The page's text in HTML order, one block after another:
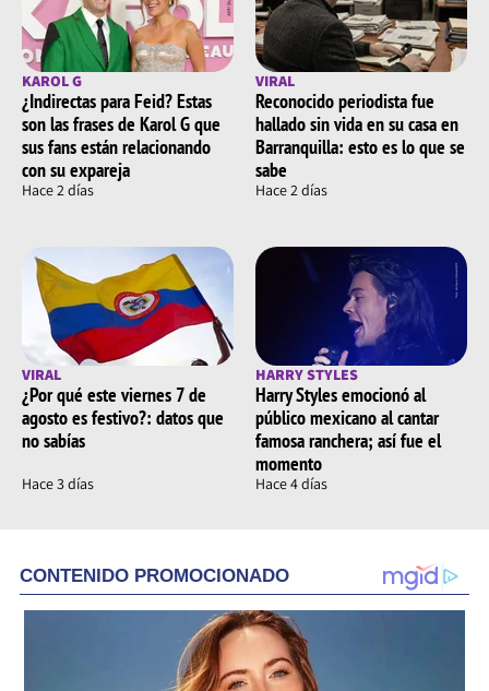
KAROL G
¿Indirectas para Feid? Estas
son las frases de Karol G que
sus fans están relacionando
con su expareja
Hace 2 días
VIRAL
Reconocido periodista fue
hallado sin vida en su casa en
Barranquilla: esto es lo que se
sabe
Hace 2 días
VIRAL
¿Por qué este viernes 7 de
agosto es festivo?: datos que
no sabías
Hace 3 días
HARRY STYLES
Harry Styles emocionó al
público mexicano al cantar
famosa ranchera; así fue el
momento
Hace 4 días